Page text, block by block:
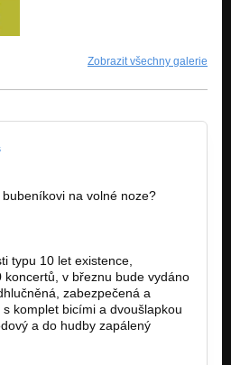
Zobrazit všechny galerie
na volné noze?
typu 10 let existence,
v březnu bude vydáno
zabezpečená a
komplet bicími a dvoušlapkou
a do hudby zapálený